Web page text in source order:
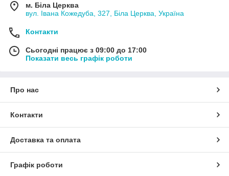
м. Біла Церква
вул. Івана Кожедуба, 327, Біла Церква, Україна
Контакти
Сьогодні працює з 09:00 до 17:00
Показати весь графік роботи
Про нас
Контакти
Доставка та оплата
Графік роботи